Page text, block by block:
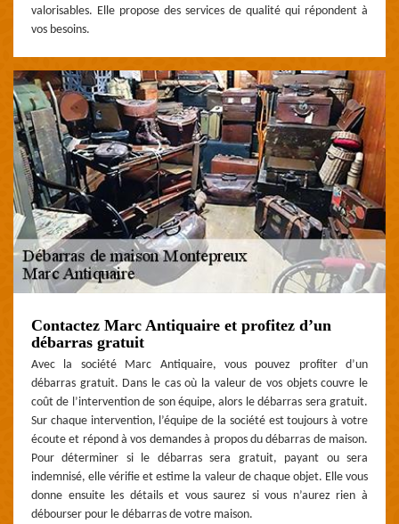
valorisables. Elle propose des services de qualité qui répondent à
vos besoins.
Contactez Marc Antiquaire et profitez d’un
débarras gratuit
Avec la société Marc Antiquaire, vous pouvez profiter d’un
débarras gratuit. Dans le cas où la valeur de vos objets couvre le
coût de l’intervention de son équipe, alors le débarras sera gratuit.
Sur chaque intervention, l’équipe de la société est toujours à votre
écoute et répond à vos demandes à propos du débarras de maison.
Pour déterminer si le débarras sera gratuit, payant ou sera
indemnisé, elle vérifie et estime la valeur de chaque objet. Elle vous
donne ensuite les détails et vous saurez si vous n’aurez rien à
débourser pour le débarras de votre maison.